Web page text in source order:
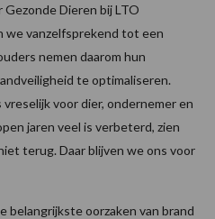
Dieren bij LTO
we vanzelfsprekend tot een
nemen daarom hun
te optimaliseren.
vreselijk voor dier, ondernemer en
jaren veel is verbeterd, zien
terug. Daar blijven we ons voor
belangrijkste oorzaken van brand